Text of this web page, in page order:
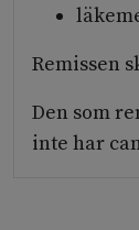
Remissen
Den som
inte har